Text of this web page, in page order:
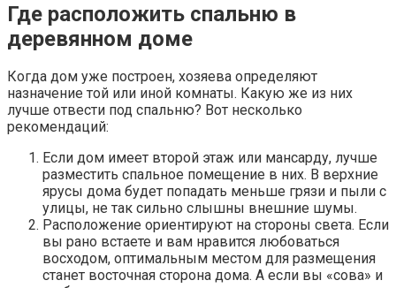
Где расположить спальню в
деревянном доме
Когда дом уже построен, хозяева определяют
назначение той или иной комнаты. Какую же из них
лучше отвести под спальню? Вот несколько
рекомендаций:
Если дом имеет второй этаж или мансарду, лучше
разместить спальное помещение в них. В верхние
ярусы дома будет попадать меньше грязи и пыли с
улицы, не так сильно слышны внешние шумы.
Расположение ориентируют на стороны света. Если
вы рано встаете и вам нравится любоваться
восходом, оптимальным местом для размещения
станет восточная сторона дома. А если вы «сова» и